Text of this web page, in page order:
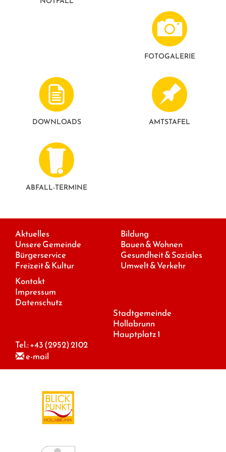
FOTO­GALERIE
DOWNLOADS AMTSTAFEL
ABFALL-TERMINE
Aktuelles
Unsere Gemeinde
Bürgerservice
Freizeit & Kultur
Bildung
Bauen & Wohnen
Gesundheit & Soziales
Umwelt & Verkehr
Kontakt
Impressum
Datenschutz
Stadtgemeinde
Hollabrunn
Hauptplatz 1
Tel.:+43 (2952) 2102
e-mail